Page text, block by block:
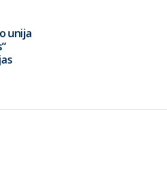
unija